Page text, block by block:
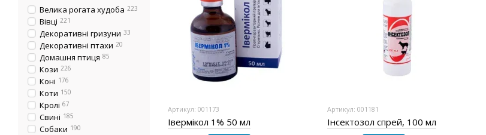
Артикул: 001173
Івермікол 1% 50 мл
Артикул: 001181
Інсектозол спрей, 100 мл
Велика рогата худоба 223
Вівці 221
Декоративні гризуни 33
Декоративні птахи 20
Домашня птиця 85
Кози 226
Коні 176
Коти 150
Кролі 67
Свині 185
Собаки 190